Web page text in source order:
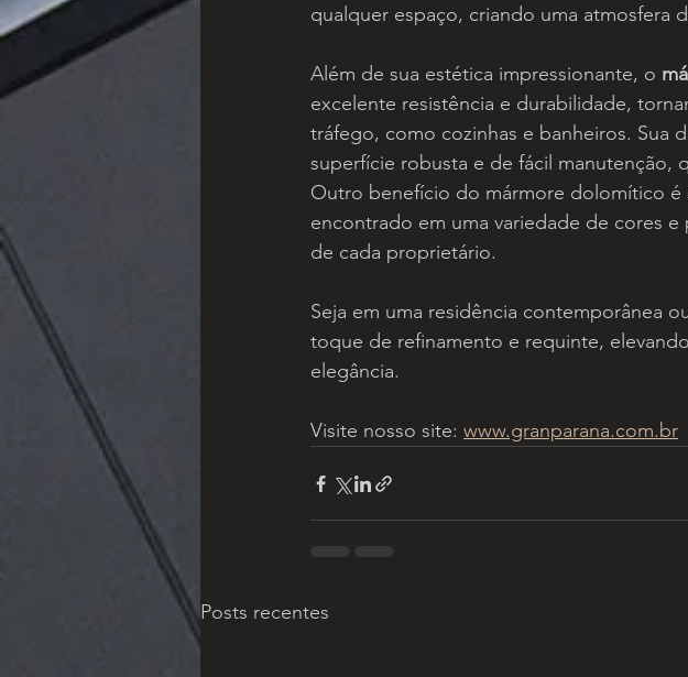
qualquer espaço, criando uma atmosfera
Além de sua estética impressionante, o
excelente resistência e durabilidade,
tráfego, como cozinhas e banheiros. Sua
superfície robusta e de fácil manutenção,
Outro benefício do mármore dolomítico
encontrado em uma variedade de cores
de cada proprietário.
Seja em uma residência contemporânea
toque de refinamento e requinte,
elegância.
Visite nosso site: www.granparana.com.br
Posts recentes